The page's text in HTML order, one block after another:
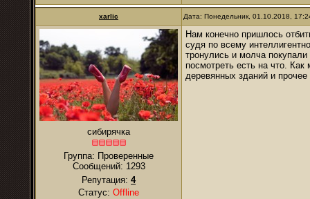
xarlic Дата: Понедельник, 01.10.2018,
сибирячка
Группа: Проверенные
Сообщений: 1293
Репутация: 4
Статус: Offline
Нам конечно пришлось
судя по всему
тронулись и молча
посмотреть есть на что.
деревянных зданий и прочее